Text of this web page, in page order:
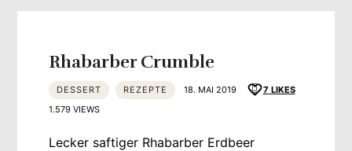
Rhabarber Crumble
DESSERT REZEPTE 18. MAI 2019 7 LIKES
1.579 VIEWS
Lecker saftiger Rhabarber Erdbeer